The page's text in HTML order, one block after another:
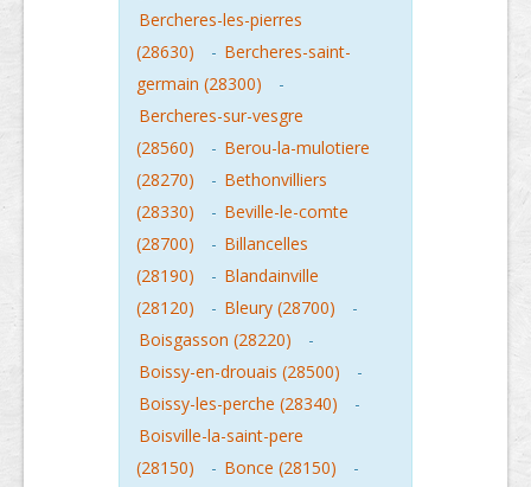
Bercheres-les-pierres
(28630)
- Bercheres-saint-
germain (28300)
-
Bercheres-sur-vesgre
(28560)
- Berou-la-mulotiere
(28270)
- Bethonvilliers
(28330)
- Beville-le-comte
(28700)
- Billancelles
(28190)
- Blandainville
(28120)
- Bleury (28700)
-
Boisgasson (28220)
-
Boissy-en-drouais (28500)
-
Boissy-les-perche (28340)
-
Boisville-la-saint-pere
(28150)
- Bonce (28150)
-